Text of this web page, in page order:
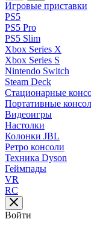
Игровые приставки
PS5
PS5 Pro
PS5 Slim
Xbox Series X
Xbox Series S
Nintendo Switch
Steam Deck
Стационарные
Портативные
Видеоигры
Настолки
Колонки JBL
Ретро консоли
Техника Dyson
Геймпады
VR
RC
Войти